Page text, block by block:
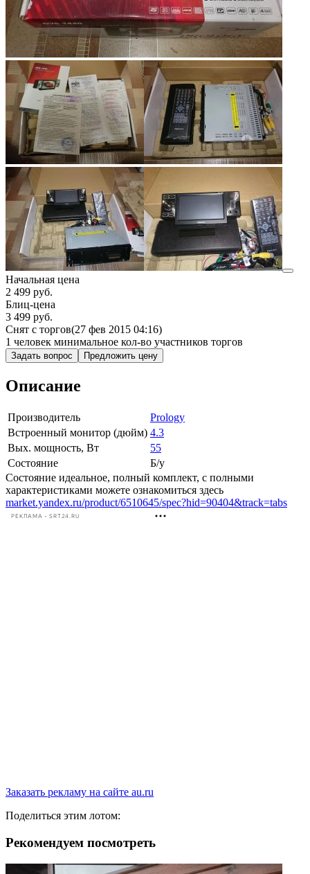
Начальная цена
2 499 руб.
Блиц-цена
3 499 руб.
Снят с торгов(27 фев 2015 04:16)
1 человек минимальное кол-во участников торгов
Задать вопрос Предложить цену
Описание
Производитель
Prology
Встроенный монитор (дюйм) 4.3
Вых. мощность, Вт
55
Состояние
Б/у
Состояние идеальное, полный комплект, с полными
характеристиками можете ознакомиться здесь
market.yandex.ru/product/6510645/spec?hid=90404&track=tabs
РЕКЛАМА • SRT24.RU
Заказать рекламу на сайте au.ru
Поделиться этим лотом:
Рекомендуем посмотреть